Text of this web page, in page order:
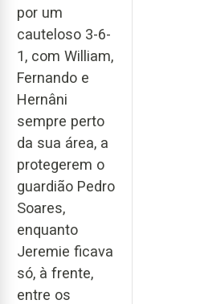
por um
cauteloso 3-6-
1, com William,
Fernando e
Hernâni
sempre perto
da sua área, a
protegerem o
guardião Pedro
Soares,
enquanto
Jeremie ficava
só, à frente,
entre os